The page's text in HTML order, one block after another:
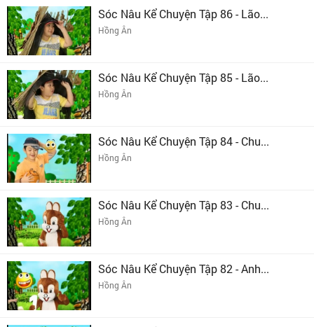
Sóc Nâu Kể Chuyện Tập 86 - Lão...
Hồng Ân
Sóc Nâu Kể Chuyện Tập 85 - Lão...
Hồng Ân
Sóc Nâu Kể Chuyện Tập 84 - Chu...
Hồng Ân
Sóc Nâu Kể Chuyện Tập 83 - Chu...
Hồng Ân
Sóc Nâu Kể Chuyện Tập 82 - Anh...
Hồng Ân